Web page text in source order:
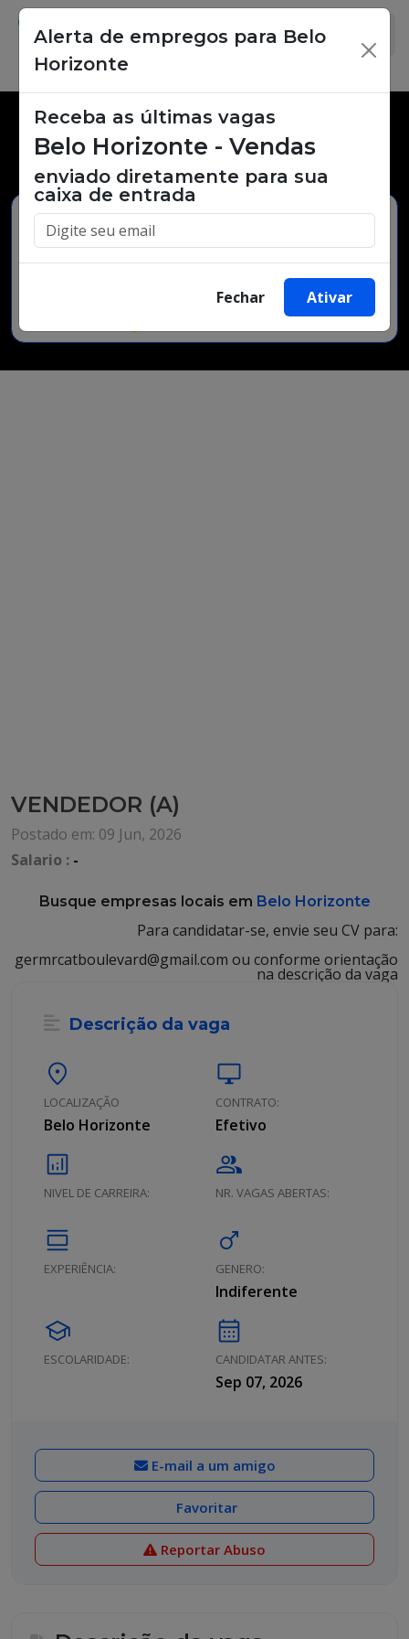
Vagas de emprego,
oportunidades de trabalho.
Buscar Vagas
VENDEDOR (A)
Postado em: 09 Jun, 2026
Salario : -
Busque empresas locais em Belo Horizonte
Para candidatar-se, envie seu CV para:
germrcatboulevard@gmail.com ou conforme orientação
na descrição da vaga
Descrição da vaga
location_on
LOCALIZAÇÃO
Belo Horizonte
desktop_windows
CONTRATO:
Efetivo
analytics
NIVEL DE CARREIRA:
group
NR. VAGAS ABERTAS:
calendar_view_day
EXPERIÊNCIA:
male
GENERO:
Indiferente
school
ESCOLARIDADE:
calendar_month
CANDIDATAR ANTES:
Sep 07, 2026
E-mail a um amigo
Favoritar
Reportar Abuso
Alerta de empregos para Belo
Horizonte
×
Receba as últimas vagas
Belo Horizonte - Vendas
enviado diretamente para sua
caixa de entrada
Fechar Ativar